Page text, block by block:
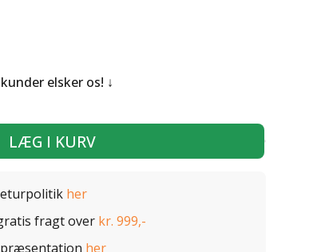
elsker os!
LÆG I KURV
her
fragt over kr. 999,-
her